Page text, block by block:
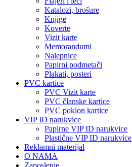
Katalozi, brošure
Knjige
Koverte
Vizit karte
Memorandumi
Nalepnice
Papirni podmetači
Plakati, posteri
PVC kartice
PVC Vizit karte
PVC članske kartice
PVC poklon kartice
VIP ID narukvice
Papirne VIP ID narukvice
Plastične VIP ID narukvice
Reklamni materijal
O NAMA
Zaposlenje